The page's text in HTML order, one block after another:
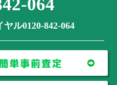
064
ル0120-842-064